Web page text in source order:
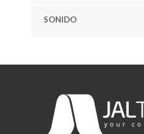
SONIDO